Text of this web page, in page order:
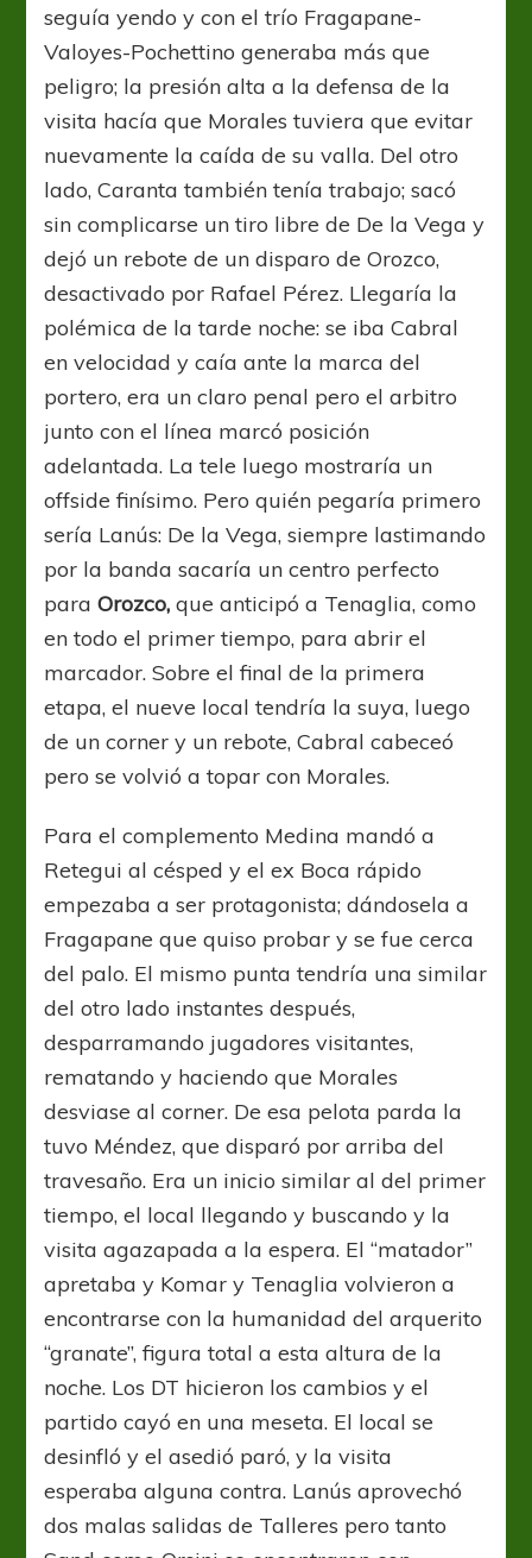
seguía yendo y con el trío Fragapane-
Valoyes-Pochettino generaba más que
peligro; la presión alta a la defensa de la
visita hacía que Morales tuviera que evitar
nuevamente la caída de su valla. Del otro
lado, Caranta también tenía trabajo; sacó
sin complicarse un tiro libre de De la Vega y
dejó un rebote de un disparo de Orozco,
desactivado por Rafael Pérez. Llegaría la
polémica de la tarde noche: se iba Cabral
en velocidad y caía ante la marca del
portero, era un claro penal pero el arbitro
junto con el línea marcó posición
adelantada. La tele luego mostraría un
offside finísimo. Pero quién pegaría primero
sería Lanús: De la Vega, siempre lastimando
por la banda sacaría un centro perfecto
paraOrozco, que anticipó a Tenaglia, como
en todo el primer tiempo, para abrir el
marcador. Sobre el final de la primera
etapa, el nueve local tendría la suya, luego
de un corner y un rebote, Cabral cabeceó
pero se volvió a topar con Morales.
Para el complemento Medina mandó a
Retegui al césped y el ex Boca rápido
empezaba a ser protagonista; dándosela a
Fragapane que quiso probar y se fue cerca
del palo. El mismo punta tendría una similar
del otro lado instantes después,
desparramando jugadores visitantes,
rematando y haciendo que Morales
desviase al corner. De esa pelota parda la
tuvo Méndez, que disparó por arriba del
travesaño. Era un inicio similar al del primer
tiempo, el local llegando y buscando y la
visita agazapada a la espera. El “matador”
apretaba y Komar y Tenaglia volvieron a
encontrarse con la humanidad del arquerito
“granate”, figura total a esta altura de la
noche. Los DT hicieron los cambios y el
partido cayó en una meseta. El local se
desinfló y el asedió paró, y la visita
esperaba alguna contra. Lanús aprovechó
dos malas salidas de Talleres pero tanto